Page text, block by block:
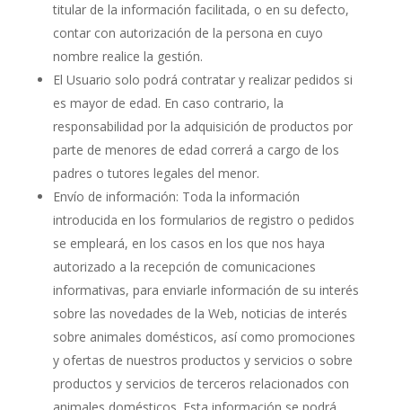
titular de la información facilitada, o en su defecto,
contar con autorización de la persona en cuyo
nombre realice la gestión.
El Usuario solo podrá contratar y realizar pedidos si
es mayor de edad. En caso contrario, la
responsabilidad por la adquisición de productos por
parte de menores de edad correrá a cargo de los
padres o tutores legales del menor.
Envío de información: Toda la información
introducida en los formularios de registro o pedidos
se empleará, en los casos en los que nos haya
autorizado a la recepción de comunicaciones
informativas, para enviarle información de su interés
sobre las novedades de la Web, noticias de interés
sobre animales domésticos, así como promociones
y ofertas de nuestros productos y servicios o sobre
productos y servicios de terceros relacionados con